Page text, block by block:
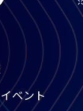
み
貯蔵タンク
クに充填さ
通常、専用
、数分で完
は水素自動
ベント